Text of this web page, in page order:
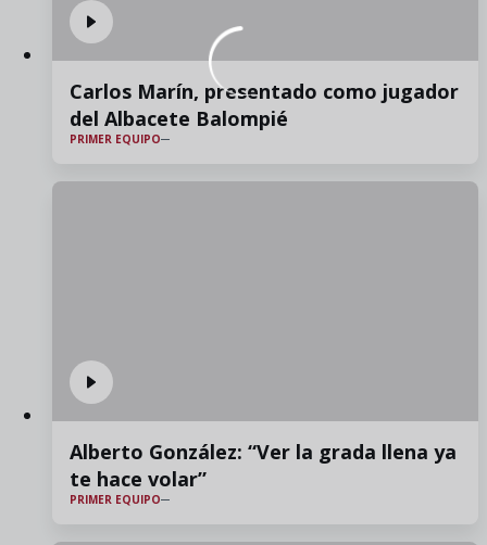
Carlos Marín, presentado como jugador
del Albacete Balompié
PRIMER EQUIPO
Alberto González: “Ver la grada llena ya
te hace volar”
PRIMER EQUIPO